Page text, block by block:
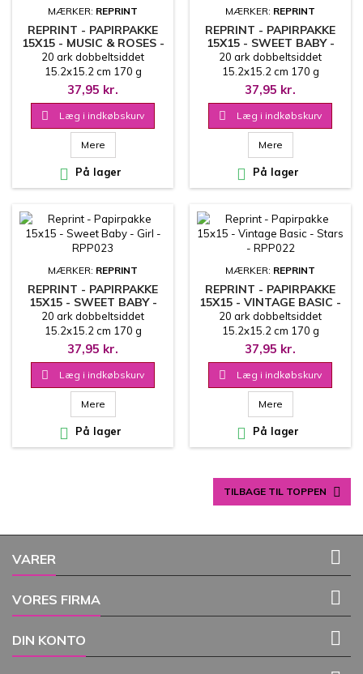
MÆRKER: REPRINT
REPRINT - PAPIRPAKKE
15X15 - MUSIC & ROSES -
RPP027
20 ark dobbeltsiddet
15.2x15.2 cm 170 g
37,95 kr.
 Læg i indkøbskurv
Mere
 På lager
MÆRKER: REPRINT
REPRINT - PAPIRPAKKE
15X15 - SWEET BABY -
STARS - RPP025
20 ark dobbeltsiddet
15.2x15.2 cm 170 g
37,95 kr.
 Læg i indkøbskurv
Mere
 På lager
MÆRKER: REPRINT
REPRINT - PAPIRPAKKE
15X15 - SWEET BABY -
GIRL - RPP023
20 ark dobbeltsiddet
15.2x15.2 cm 170 g
37,95 kr.
 Læg i indkøbskurv
Mere
 På lager
MÆRKER: REPRINT
REPRINT - PAPIRPAKKE
15X15 - VINTAGE BASIC -
STARS - RPP022
20 ark dobbeltsiddet
15.2x15.2 cm 170 g
37,95 kr.
 Læg i indkøbskurv
Mere
 På lager
TILBAGE TIL TOPPEN 
VARER 
VORES FIRMA 
DIN KONTO 